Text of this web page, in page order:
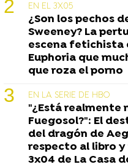
EN EL 3X05
¿Son los pechos
Sweeney? La
escena fetichista
Euphoria que
que roza el porno
EN LA SERIE DE HBO
"¿Está realmente
Fuegosol?": El
del dragón de
respecto al libro y
3x04 de La Casa